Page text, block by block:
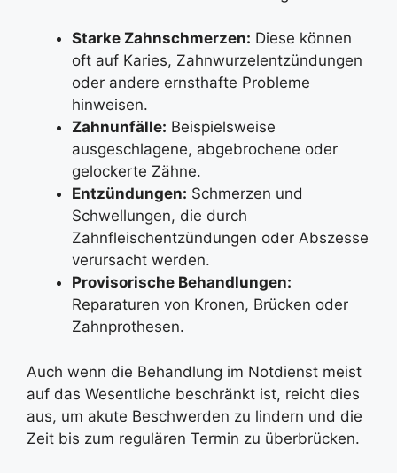
Starke Zahnschmerzen: Diese können
oft auf Karies, Zahnwurzelentzündungen
oder andere ernsthafte Probleme
hinweisen.
Zahnunfälle: Beispielsweise
ausgeschlagene, abgebrochene oder
gelockerte Zähne.
Entzündungen: Schmerzen und
Schwellungen, die durch
Zahnfleischentzündungen oder Abszesse
verursacht werden.
Provisorische Behandlungen:
Reparaturen von Kronen, Brücken oder
Zahnprothesen.
Auch wenn die Behandlung im Notdienst meist
auf das Wesentliche beschränkt ist, reicht dies
aus, um akute Beschwerden zu lindern und die
Zeit bis zum regulären Termin zu überbrücken.